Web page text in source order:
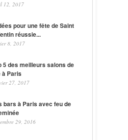
12, 2017
pour une fête de Saint
réussie...
8, 2017
5 des meilleurs salons de
à Paris
27, 2017
bars à Paris avec feu de
29, 2016